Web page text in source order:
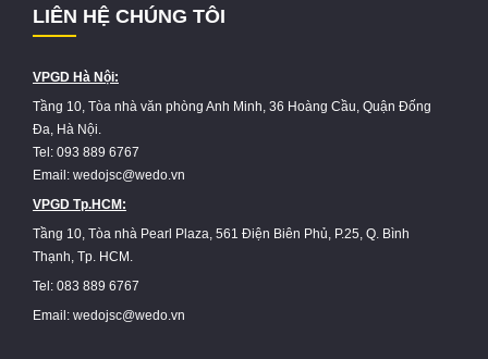
LIÊN HỆ CHÚNG TÔI
VPGD Hà Nội:
Tầng 10, Tòa nhà văn phòng Anh Minh, 36 Hoàng Cầu, Quận Đống
Đa, Hà Nội.
Tel: 093 889 6767
Email: wedojsc@wedo.vn
VPGD Tp.HCM:
Tầng 10, Tòa nhà Pearl Plaza, 561 Điện Biên Phủ, P.25, Q. Bình
Thạnh, Tp. HCM.
Tel: 083 889 6767
Email: wedojsc@wedo.vn